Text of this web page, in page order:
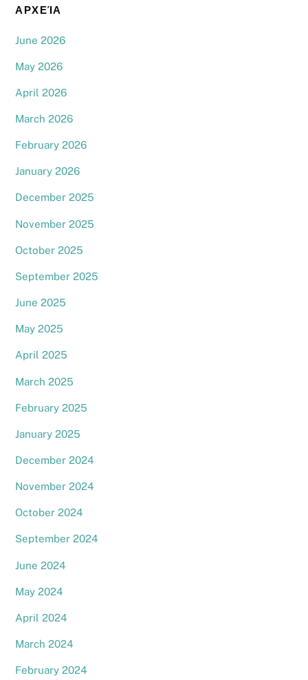
ΑΡΧΕΊΑ
June 2026
May 2026
April 2026
March 2026
February 2026
January 2026
December 2025
November 2025
October 2025
September 2025
June 2025
May 2025
April 2025
March 2025
February 2025
January 2025
December 2024
November 2024
October 2024
September 2024
June 2024
May 2024
April 2024
March 2024
February 2024